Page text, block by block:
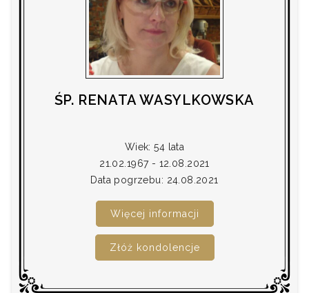
ŚP. RENATA WASYLKOWSKA
Wiek: 54 lata
21.02.1967 - 12.08.2021
Data pogrzebu: 24.08.2021
Więcej informacji
Złóż kondolencje